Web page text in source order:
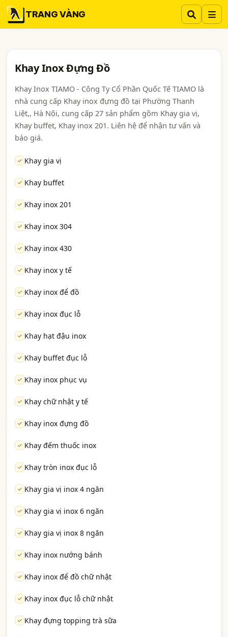
TRANG VÀNG
Khay Inox Đựng Đồ
Khay Inox TIAMO - Công Ty Cổ Phần Quốc Tế TIAMO là
nhà cung cấp Khay inox đựng đồ tại Phường Thanh
Liệt,, Hà Nội, cung cấp 27 sản phẩm gồm Khay gia vị,
Khay buffet, Khay inox 201. Liên hệ để nhận tư vấn và
báo giá.
Khay gia vị
Khay buffet
Khay inox 201
Khay inox 304
Khay inox 430
Khay inox y tế
Khay inox để đồ
Khay inox đục lỗ
Khay hạt đậu inox
Khay buffet đục lỗ
Khay inox phục vụ
Khay chữ nhật y tế
Khay inox đựng đồ
Khay đếm thuốc inox
Khay tròn inox đục lỗ
Khay gia vị inox 4 ngăn
Khay gia vị inox 6 ngăn
Khay gia vị inox 8 ngăn
Khay inox nướng bánh
Khay inox để đồ chữ nhật
Khay inox đục lỗ chữ nhật
Khay đựng topping trà sữa